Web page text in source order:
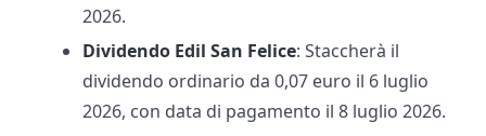
2026.​
Dividendo Edil San Felice: Staccherà il
dividendo ordinario da 0,07 euro il 6 luglio
2026, con data di pagamento il 8 luglio 2026.